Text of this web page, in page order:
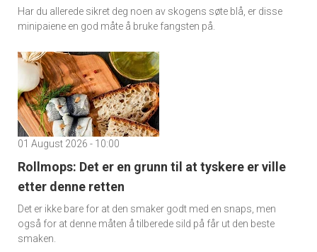
Har du allerede sikret deg noen av skogens søte blå, er disse
minipaiene en god måte å bruke fangsten på.
01 August 2026 - 10:00
Rollmops: Det er en grunn til at tyskere er ville
etter denne retten
Det er ikke bare for at den smaker godt med en snaps, men
også for at denne måten å tilberede sild på får ut den beste
smaken.